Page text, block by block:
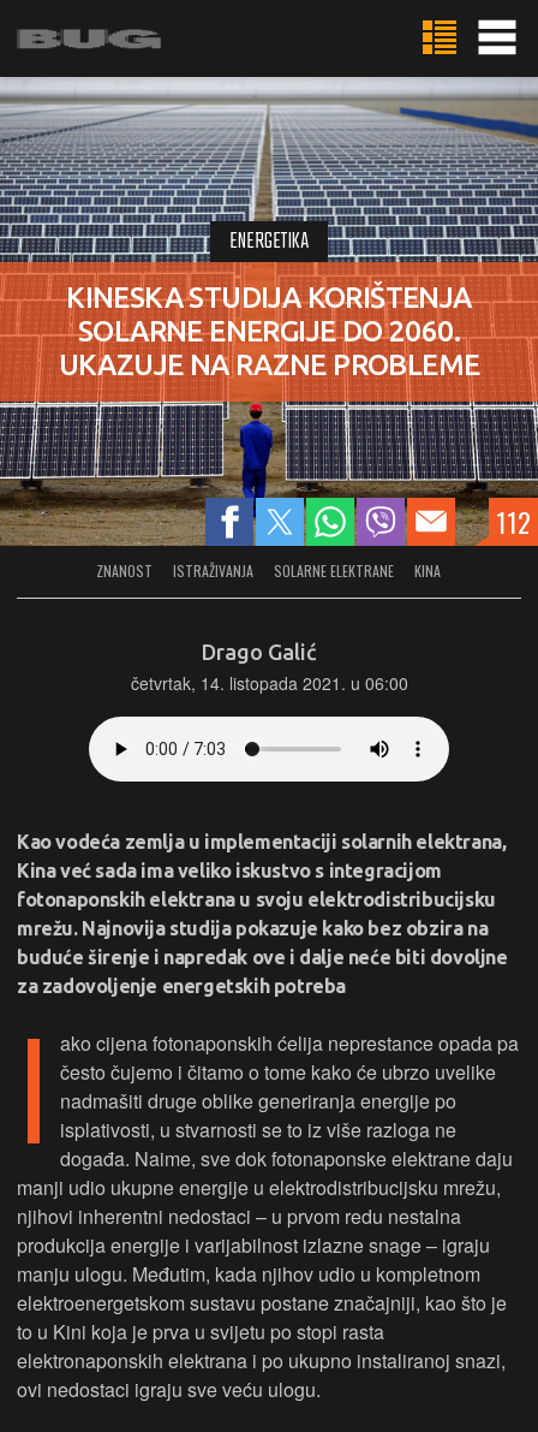
ENERGETIKA
KINESKA STUDIJA KORIŠTENJA
SOLARNE ENERGIJE DO 2060.
UKAZUJE NA RAZNE PROBLEME
112
ZNANOST ISTRAŽIVANJA SOLARNE ELEKTRANE KINA
Drago Galić
četvrtak, 14. listopada 2021. u 06:00
Kao vodeća zemlja u implementaciji solarnih elektrana,
Kina već sada ima veliko iskustvo s integracijom
fotonaponskih elektrana u svoju elektrodistribucijsku
mrežu. Najnovija studija pokazuje kako bez obzira na
buduće širenje i napredak ove i dalje neće biti dovoljne
za zadovoljenje energetskih potreba
I
ako cijena fotonaponskih ćelija neprestance opada pa
često čujemo i čitamo o tome kako će ubrzo uvelike
nadmašiti druge oblike generiranja energije po
isplativosti, u stvarnosti se to iz više razloga ne
događa. Naime, sve dok fotonaponske elektrane daju
manji udio ukupne energije u elektrodistribucijsku mrežu,
njihovi inherentni nedostaci – u prvom redu nestalna
produkcija energije i varijabilnost izlazne snage – igraju
manju ulogu. Međutim, kada njihov udio u kompletnom
elektroenergetskom sustavu postane značajniji, kao što je
to u Kini koja je prva u svijetu po stopi rasta
elektronaponskih elektrana i po ukupno instaliranoj snazi,
ovi nedostaci igraju sve veću ulogu.